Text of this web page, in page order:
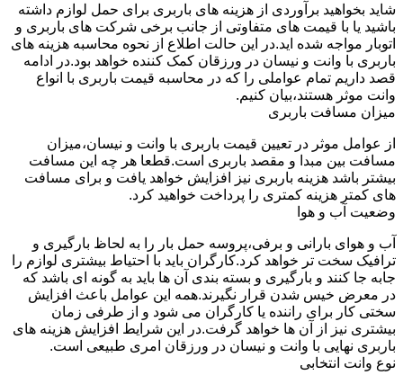
شاید بخواهید برآوردی از هزینه های باربری برای حمل لوازم داشته
باشید یا با قیمت های متفاوتی از جانب برخی شرکت های باربری و
اتوبار مواجه شده اید.در این حالت اطلاع از نحوه محاسبه هزینه های
باربری با وانت و نیسان در ورزقان کمک کننده خواهد بود.در ادامه
قصد داریم تمام عواملی را که در محاسبه قیمت باربری با انواع
وانت موثر هستند،بیان کنیم.
میزان مسافت باربری
از عوامل موثر در تعیین قیمت باربری با وانت و نیسان،میزان
مسافت بین مبدا و مقصد باربری است.قطعا هر چه این مسافت
بیشتر باشد هزینه باربری نیز افزایش خواهد یافت و برای مسافت
های کمتر هزینه کمتری را پرداخت خواهید کرد.
وضعیت آب و هوا
آب و هوای بارانی و برفی،پروسه حمل بار را به لحاظ بارگیری و
ترافیک سخت تر خواهد کرد.کارگران باید با احتیاط بیشتری لوازم را
جابه جا کنند و بارگیری و بسته بندی آن ها باید به گونه ای باشد که
در معرض خیس شدن قرار نگیرند.همه این عوامل باعث افزایش
سختی کار برای راننده یا کارگران می شود و از طرفی زمان
بیشتری نیز از آن ها خواهد گرفت.در این شرایط افزایش هزینه های
باربری نهایی با وانت و نیسان در ورزقان امری طبیعی است.
نوع وانت انتخابی